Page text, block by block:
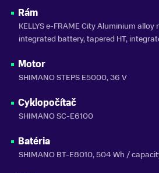
ODNÍMATEĽNÁ BATÉRIA
Áno
DOJAZD
KAPACITA BATÉRIE
ZNAČKA MOTORA
NOSNOSŤ
do 150 kg
Rám
KELLYS e-FRAME City Aluminium
integrated battery, tapered HT,
Motor
SHIMANO STEPS E5000, 36 V
Cyklopočítač
SHIMANO SC-E6100
Batéria
SHIMANO BT-E8010, 504 Wh /